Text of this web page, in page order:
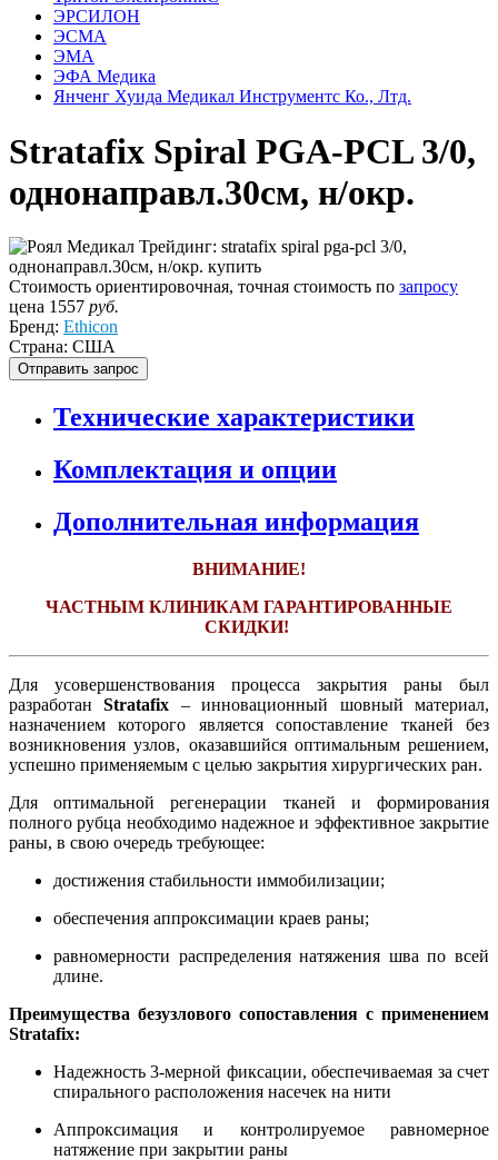
ЭРСИЛОН
ЭСМА
ЭМА
ЭФА Медика
Янченг Хуида Медикал Инструментс Ко., Лтд.
Stratafix Spiral PGA-PCL 3/0,
однонаправл.30см, н/окр.
Стоимость ориентировочная, точная стоимость по запросу
цена 1557 руб.
Бренд: Ethicon
Страна: США
Отправить запрос
Технические характеристики
Комплектация и опции
Дополнительная информация
ВНИМАНИЕ!
ЧАСТНЫМ КЛИНИКАМ ГАРАНТИРОВАННЫЕ
СКИДКИ!
Для усовершенствования процесса закрытия раны был
разработанStratafix – инновационный шовный материал,
назначением которого является сопоставление тканей без
возникновения узлов, оказавшийся оптимальным решением,
успешно применяемым с целью закрытия хирургических ран.
Для оптимальной регенерации тканей и формирования
полного рубца необходимо надежное и эффективное закрытие
раны, в свою очередь требующее:
достижения стабильности иммобилизации;
обеспечения аппроксимации краев раны;
равномерности распределения натяжения шва по всей
длине.
Преимущества безузлового сопоставления с применением
Stratafix:
Надежность 3-мерной фиксации, обеспечиваемая за счет
спирального расположения насечек на нити
Аппроксимация и контролируемое равномерное
натяжение при закрытии раны